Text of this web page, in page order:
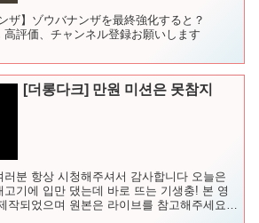
ザ】ゾウバナンザを最終強化すると？
評価、チャンネル登録お願いします
[더롱다크] 만원 미션은 못참지
분 항상 시청해주셔서 감사합니다 오늘은
고기에 입만 댔는데 바로 뜨는 기생충! 본 영
작되었으며 원본은 라이브를 참고해주세요